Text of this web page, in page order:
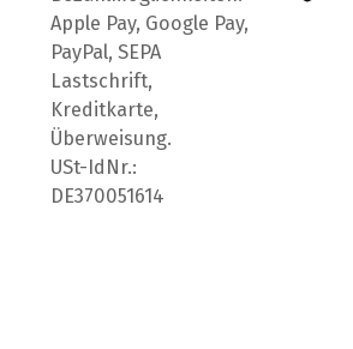
Apple Pay, Google Pay,
PayPal, SEPA
Lastschrift,
Kreditkarte,
Überweisung.
USt-IdNr.:
DE370051614